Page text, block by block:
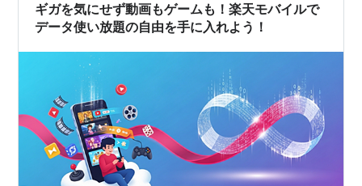
「ブックオフのヘビーユーザー清水國明です。」
関連キーワード
ヘビースモーカー、 ヘビーローテーション
ギガを気にせず動画もゲームも！楽天モバイルで
データ使い放題の自由を手に入れよう！